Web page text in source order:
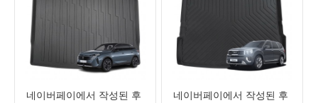
네이버페이에서 작성된 후
네이버페이에서 작성된 후